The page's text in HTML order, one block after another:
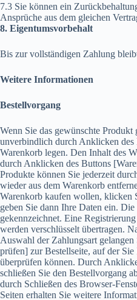
7.3 Sie können ein
Ansprüche aus dem gleichen
8. Eigentumsvorbehalt
Bis zur vollständigen Zahlung
Weitere Informationen
Bestellvorgang
Wenn Sie das gewünschte Produkt
unverbindlich durch Anklicken
Warenkorb legen. Den Inhalt des
durch Anklicken des Buttons
Produkte können Sie jederzeit
wieder aus dem Warenkorb
Warenkorb kaufen wollen, klicken
geben Sie dann Ihre Daten ein.
gekennzeichnet. Eine
werden verschlüsselt übertragen.
Auswahl der Zahlungsart
prüfen] zur Bestellseite, auf der
überprüfen können. Durch
schließen Sie den Bestellvorgang
durch Schließen des Browser-
Seiten erhalten Sie weitere